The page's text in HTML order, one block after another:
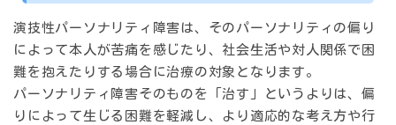
演技性パーソナリティ障害は、そのパーソナリティの偏り
によって本人が苦痛を感じたり、社会生活や対人関係で困
難を抱えたりする場合に治療の対象となります。
パーソナリティ障害そのものを「治す」というよりは、 偏
りによって生じる困難を軽減し、より適応的な考え方や行